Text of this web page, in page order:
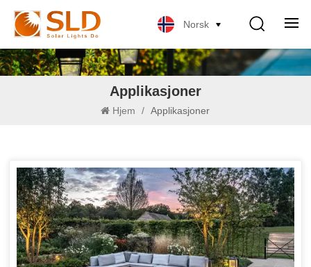
Norsk
Applikasjoner
Hjem / Applikasjoner